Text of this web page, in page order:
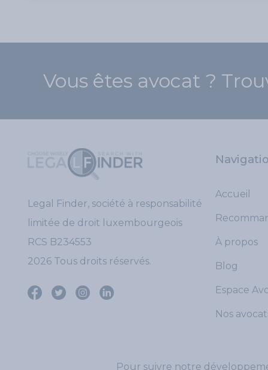
Vous êtes avocat ?
Legal Finder, société à responsabilité
limitée de droit luxembourgeois
RCS B234553
2026 Tous droits réservés.
Accueil
À propos
Blog
Espace
Nos
Pour suivre notre